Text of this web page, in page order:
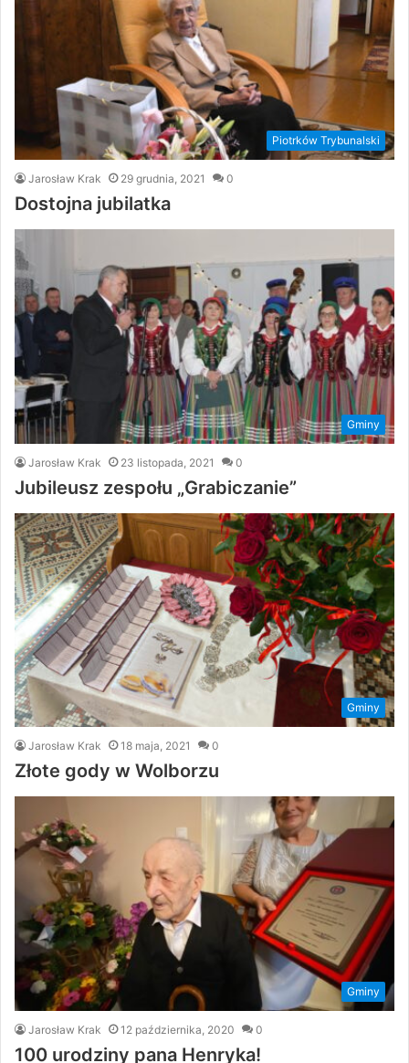
Piotrków Trybunalski
Jarosław Krak 29 grudnia, 2021 0
Dostojna jubilatka
Gminy
Jarosław Krak 23 listopada, 2021 0
Jubileusz zespołu „Grabiczanie”
Gminy
Jarosław Krak 18 maja, 2021 0
Złote gody w Wolborzu
Gminy
Jarosław Krak 12 października, 2020 0
100 urodziny pana Henryka!